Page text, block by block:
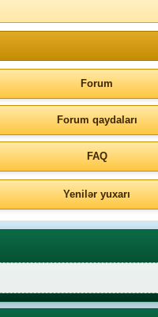
Forum
Forum qaydaları
FAQ
Yenilər yuxarı